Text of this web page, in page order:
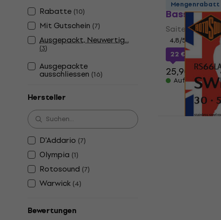
Rabatte (10)
Mit Gutschein (7)
Ausgepackt, Neuwertig...
(3)
Ausgepackte
ausschliessen (16)
Hersteller
D'Addario (7)
Olympia (1)
Rotosound (7)
Warwick (4)
Bewertungen
Bass
Saiten für E-
4,8/5
22 €
mit dem
25,90 €
Auf Lager
Mengenrabatt